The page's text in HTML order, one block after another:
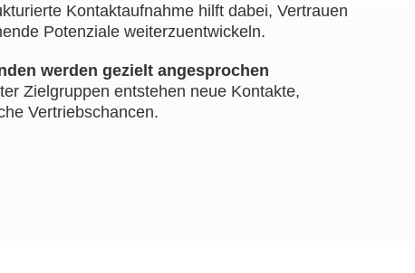
Kontaktaufnahme hilft dabei, Vertrauen
Potenziale weiterzuentwickeln.
werden gezielt angesprochen
Zielgruppen entstehen neue Kontakte,
Vertriebschancen.